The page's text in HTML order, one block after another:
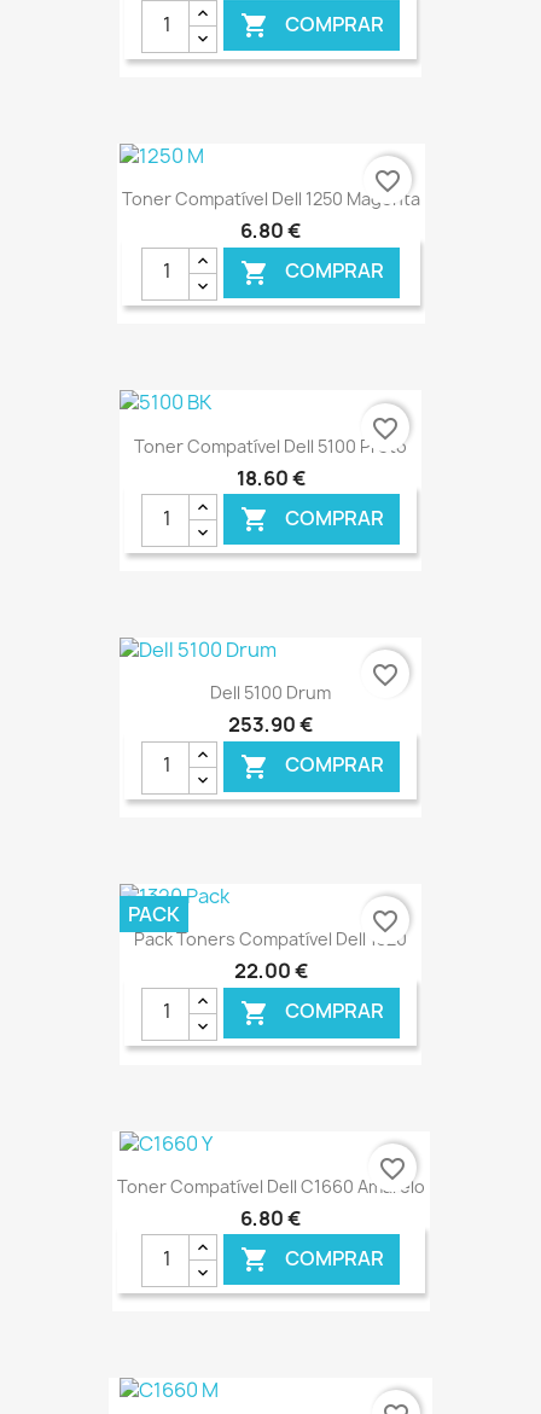
 COMPRAR
€ ONLINE
Toner Compatível Dell 1250 Magenta
6,80 €
 COMPRAR
€ ONLINE
favorite_border
Toner Compatível Dell 5100 Preto
18,60 €
 COMPRAR
€ ONLINE
favorite_border
Dell 5100 Drum
253,90 €
 COMPRAR
€ ONLINE
favorite_border
Pack Toners Compatível Dell 1320
22,00 €
 COMPRAR
€ ONLINE
PACK favorite_border
Toner Compatível Dell C1660 Amarelo
6,80 €
 COMPRAR
€ ONLINE
favorite_border